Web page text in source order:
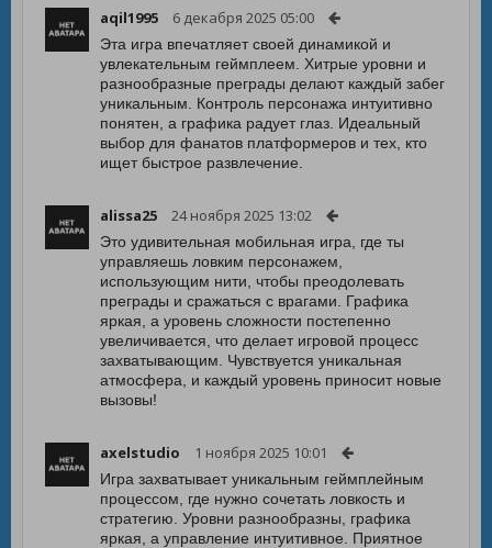
aqil1995 6 декабря 2025 05:00
Эта игра впечатляет своей динамикой и
увлекательным геймплеем. Хитрые уровни и
разнообразные преграды делают каждый забег
уникальным. Контроль персонажа интуитивно
понятен, а графика радует глаз. Идеальный
выбор для фанатов платформеров и тех, кто
ищет быстрое развлечение.
alissa25 24 ноября 2025 13:02
Это удивительная мобильная игра, где ты
управляешь ловким персонажем,
использующим нити, чтобы преодолевать
преграды и сражаться с врагами. Графика
яркая, а уровень сложности постепенно
увеличивается, что делает игровой процесс
захватывающим. Чувствуется уникальная
атмосфера, и каждый уровень приносит новые
вызовы!
axelstudio 1 ноября 2025 10:01
Игра захватывает уникальным геймплейным
процессом, где нужно сочетать ловкость и
стратегию. Уровни разнообразны, графика
яркая, а управление интуитивное. Приятное